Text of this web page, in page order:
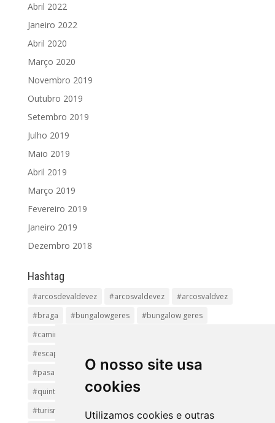
O nosso site usa
cookies
Utilizamos cookies e outras
Abril 2022
Janeiro 2022
Abril 2020
Março 2020
Novembro 2019
Outubro 2019
Setembro 2019
Julho 2019
Maio 2019
Abril 2019
Março 2019
Fevereiro 2019
Janeiro 2019
Dezembro 2018
Hashtag
#arcosdevaldevez #arcosvaldevez
#arcosvaldvez
#braga
#bungalowgeres
#bungalow geres
#caminhadas
#escapadinha
#pasadiços
#passadiçosdovez
#penedageres
#quintalamosa
#religião
#turismoreligioso
#turismorural #vianadocastelo